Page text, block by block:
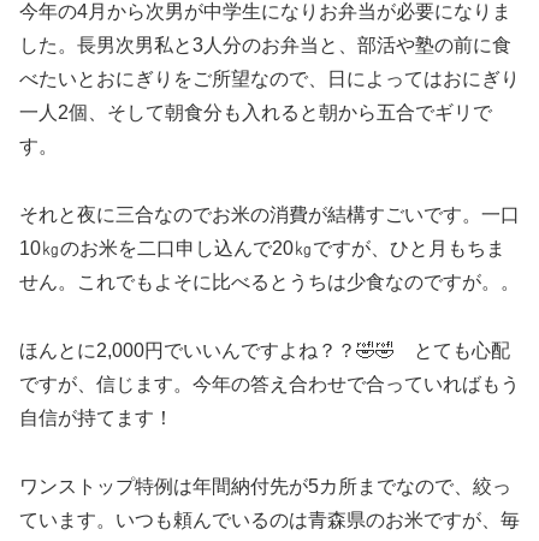
今年の4月から次男が中学生になりお弁当が必要になりま
した。長男次男私と3人分のお弁当と、部活や塾の前に食
べたいとおにぎりをご所望なので、日によってはおにぎり
一人2個、そして朝食分も入れると朝から五合でギリで
す。
それと夜に三合なのでお米の消費が結構すごいです。一口
10㎏のお米を二口申し込んで20㎏ですが、ひと月もちま
せん。これでもよそに比べるとうちは少食なのですが。。
ほんとに2,000円でいいんですよね？？🤣🤣 とても心配
ですが、信じます。今年の答え合わせで合っていればもう
自信が持てます！
ワンストップ特例は年間納付先が5カ所までなので、絞っ
ています。いつも頼んでいるのは青森県のお米ですが、毎